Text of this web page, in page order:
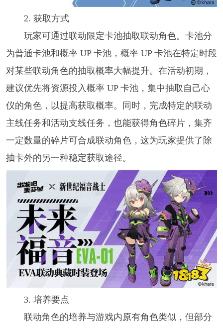
2. 获取方式​
玩家可通过联动限定卡池抽取联动角色。卡池分
为普通卡池和概率 UP 卡池，概率 UP 卡池在特定时段
对某些联动角色的抽取概率大幅提升。在活动初期，
建议优先将资源投入概率 UP 卡池，集中抽取自己心
仪的角色，以提高获取概率。同时，完成特定的联动
主线任务和活动支线任务，也能获得角色碎片，集齐
一定数量的碎片可合成联动角色，这为玩家提供了除
抽卡外的另一种稳定获取途径。​
3. 培养要点​
联动角色的培养与游戏内原有角色类似，但部分